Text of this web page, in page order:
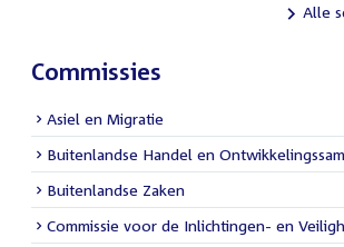
Alle
Commissies
Asiel en Migratie
Buitenlandse Handel en
Buitenlandse Zaken
Commissie voor de Inlichtingen- en